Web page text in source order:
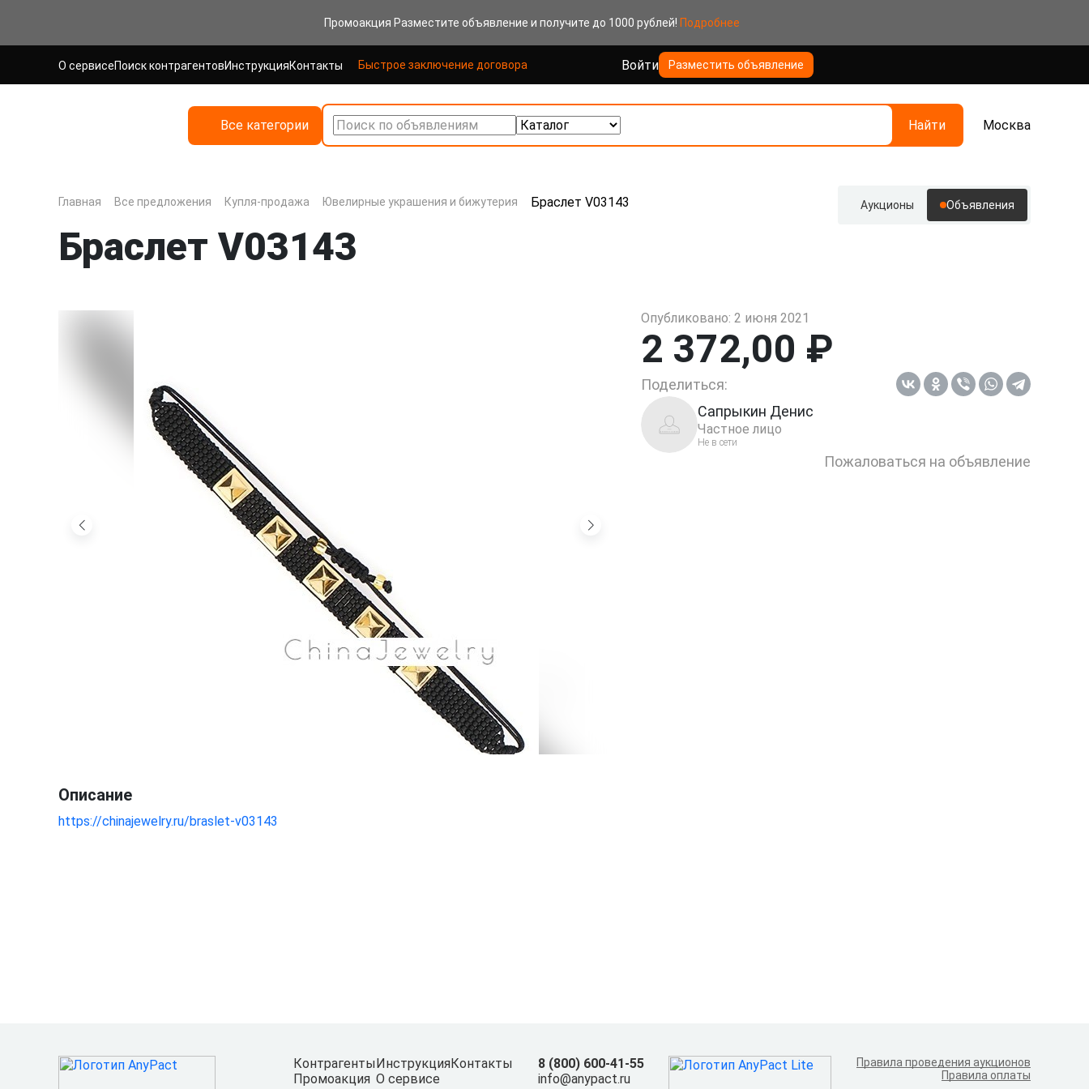
Промоакция Разместите объявление и получите до 1000 рублей! Подробнее
О сервисеПоиск контрагентовИнструкцияКонтакты Быстрое заключение договора Войти Разместить объявление
Все категории Поиск по объявлениям Найти Москва
Главная Все предложения Купля-продажа Ювелирные украшения и бижутерия Браслет V03143 Аукционы Объявления
Браслет V03143
Опубликовано: 2 июня 2021
2 372,00 ₽
Поделиться:
Сапрыкин Денис
Частное лицо
Не в сети
Пожаловаться на объявление
Описание
https://chinajewelry.ru/braslet-v03143
Контрагенты
Промоакция
Инструкция
О сервисе
Контакты
8 (800) 600-41-55
info@anypact.ru
Правила проведения аукционов
Правила оплаты